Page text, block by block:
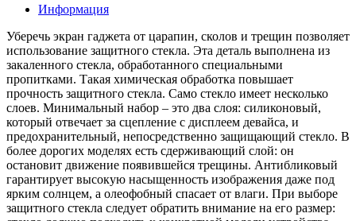
Информация
Уберечь экран гаджета от царапин, сколов и трещин позволяет
использование защитного стекла. Эта деталь выполнена из
закаленного стекла, обработанного специальными
пропитками. Такая химическая обработка повышает
прочность защитного стекла. Само стекло имеет несколько
слоев. Минимальный набор – это два слоя: силиконовый,
который отвечает за сцепление с дисплеем девайса, и
предохранительный, непосредственно защищающий стекло. В
более дорогих моделях есть сдерживающий слой: он
остановит движение появившейся трещины. Антибликовый
гарантирует высокую насыщенность изображения даже под
ярким солнцем, а олеофобный спасает от влаги. При выборе
защитного стекла следует обратить внимание на его размер: